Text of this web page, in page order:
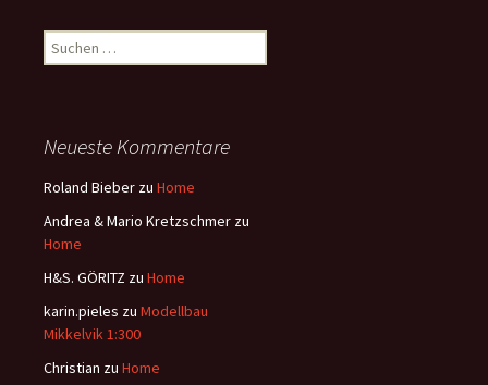
Suchen
nach:
Neueste Kommentare
Roland Bieber zu Home
Andrea & Mario Kretzschmer zu
Home
H&S. GÖRITZ zu Home
karin.pieles zu Modellbau
Mikkelvik 1:300
Christian zu Home